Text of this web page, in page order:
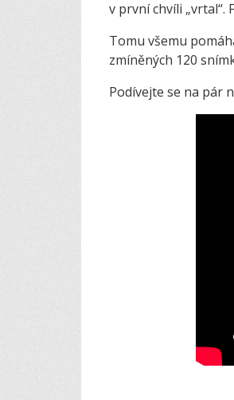
v první chvíli
Tomu všemu
zmíněných 120
Podívejte se na pár